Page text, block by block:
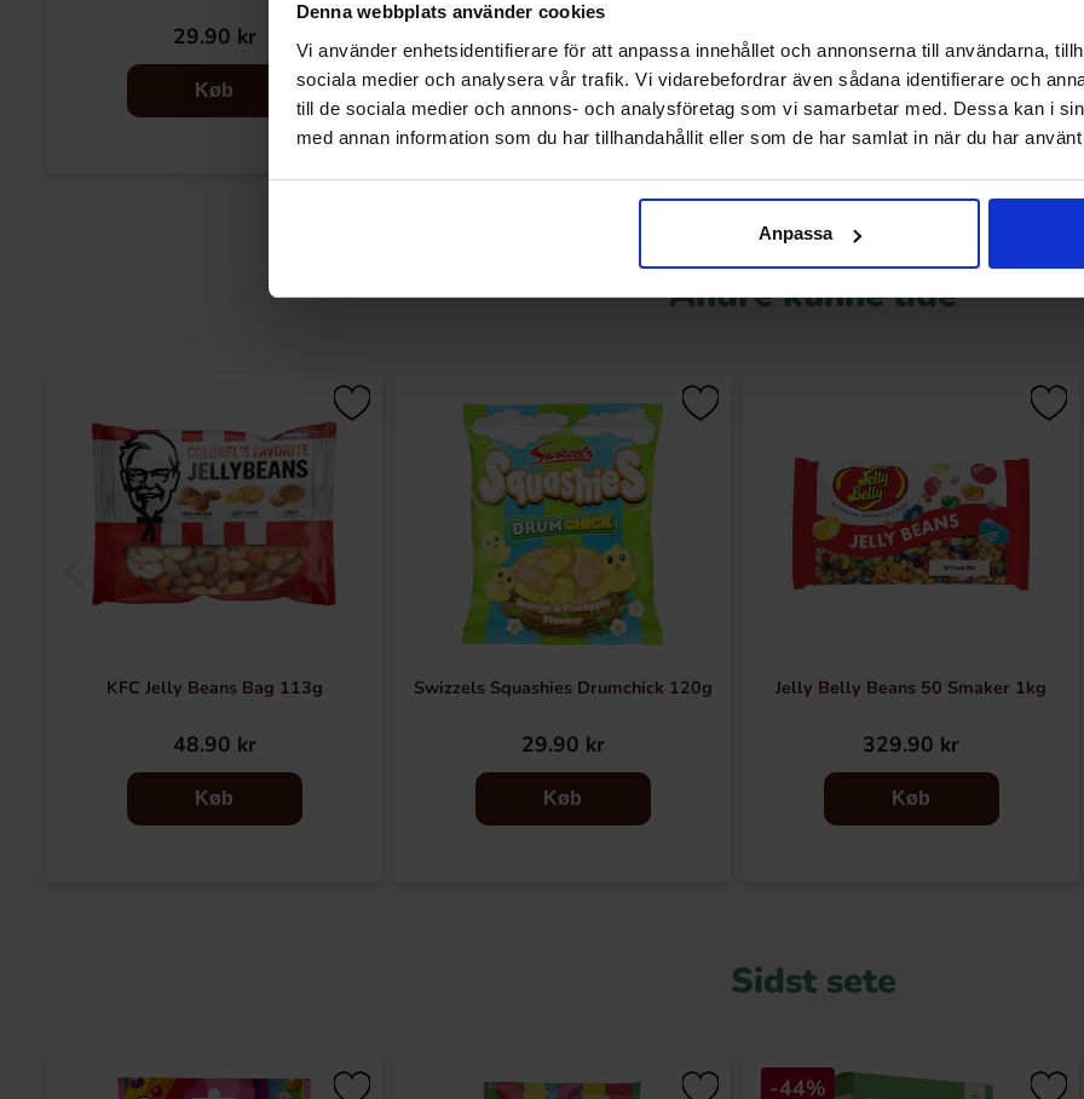
Denna webbplats använder cookies
Vi använder enhetsidentifierare för att anpassa innehållet och annonserna till användarna,
sociala medier och analysera vår trafik. Vi vidarebefordrar även sådana identifierare och
till de sociala medier och annons- och analysföretag som vi samarbetar med. Dessa kan i
med annan information som du har tillhandahållit eller som de har samlat in när du har
Anpassa
29.90 kr
Køb
29.90 kr
Køb
39.90 kr
Køb
Andre kunne lide
KFC Jelly Beans Bag 113g
48.90 kr
Køb
Swizzels Squashies Drumchick 120g
29.90 kr
Køb
Jelly Belly Beans 50 Smaker 1kg
329.90 kr
Køb
Sidst sete
-44%